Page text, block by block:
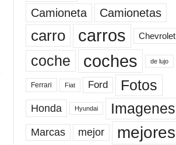
Camioneta Camionetas
carro carros Chevrolet
coche coches de lujo
Ferrari Fiat Ford Fotos
Honda Hyundai Imagenes
Marcas mejor mejores